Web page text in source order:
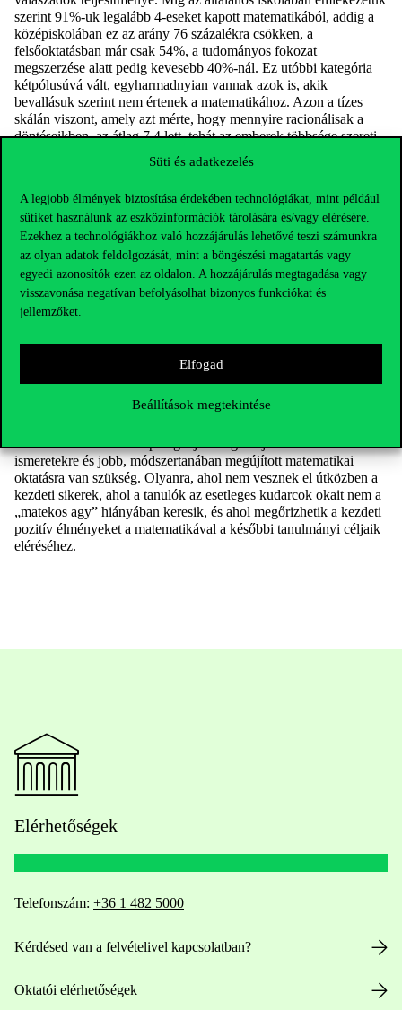
Süti és adatkezelés
A legjobb élmények biztosítása érdekében technológiákat, mint például
sütiket használunk az eszközinformációk tárolására és/vagy elérésére.
Ezekhez a technológiákhoz való hozzájárulás lehetővé teszi számunkra
az olyan adatok feldolgozását, mint a böngészési magatartás vagy
egyedi azonosítók ezen az oldalon. A hozzájárulás megtagadása vagy
visszavonása negatívan befolyásolhat bizonyos funkciókat és
jellemzőket.
Elfogad
Beállítások megtekintése
szerint 91%-uk legalább 4-eseket kapott matematikából, addig a
középiskolában ez az arány 76 százalékra csökken, a
felsőoktatásban már csak 54%, a tudományos fokozat
megszerzése alatt pedig kevesebb 40%-nál. Ez utóbbi kategória
kétpólusúvá vált, egyharmadnyian vannak azok is, akik
bevallásuk szerint nem értenek a matematikához. Azon a tízes
skálán viszont, amely azt mérte, hogy mennyire racionálisak a
döntéseikben, az átlag 7,4 lett, tehát az emberek többsége szereti
azt hinni, hogy racionálisan hozza meg a döntéseit.
haszna, mert megtanít a logikus gondolkodásra. A legtöbben
megértették tehát, hogy bár a matematikai teljesítményt
jellemzően számítási feladatokkal mérik, a matematika nem csak a
számolásról szól. A vizsgálat arra is kitért, hogy a válaszadók
szerint mennyire hasznos a matematikatanulás bizonyos
szakmákhoz. A várakozásoknak megfelelően nagyon hasznosnak
tartották a matematikát a számokkal foglalkozó és a diplomához
kötött szakmák műveléséhez – a kultúra, a művészet és a sport
akarunk kialakítani, akkor az az elvárás, hogy fenntarthatósággal
rendelkezzenek. Ehhez pedig a jelenleginél jobb matematikai
ismeretekre és jobb, módszertanában megújított matematikai
oktatásra van szükség. Olyanra, ahol nem vesznek el útközben a
kezdeti sikerek, ahol a tanulók az esetleges kudarcok okait nem a
„matekos agy” hiányában keresik, és ahol megőrizhetik a kezdeti
pozitív élményeket a matematikával a későbbi tanulmányi céljaik
eléréséhez.
Elérhetőségek
Telefonszám: +36 1 482 5000
Kérdésed van a felvételivel kapcsolatban?
Oktatói elérhetőségek